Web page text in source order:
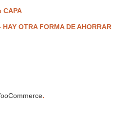
CAPA
HAY OTRA FORMA DE AHORRAR
.